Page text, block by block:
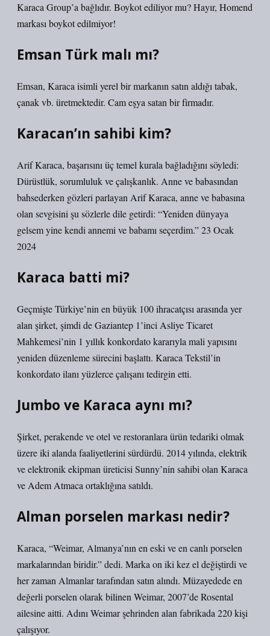
Karaca Group’a bağlıdır. Boykot ediliyor mu? Hayır, Homend
markası boykot edilmiyor!
Emsan Türk malı mı?
Emsan, Karaca isimli yerel bir markanın satın aldığı tabak,
çanak vb. üretmektedir. Cam eşya satan bir firmadır.
Karacan’ın sahibi kim?
Arif Karaca, başarısını üç temel kurala bağladığını söyledi:
Dürüstlük, sorumluluk ve çalışkanlık. Anne ve babasından
bahsederken gözleri parlayan Arif Karaca, anne ve babasına
olan sevgisini şu sözlerle dile getirdi: “Yeniden dünyaya
gelsem yine kendi annemi ve babamı seçerdim.” 23 Ocak
2024
Karaca batti mi?
Geçmişte Türkiye’nin en büyük 100 ihracatçısı arasında yer
alan şirket, şimdi de Gaziantep 1’inci Asliye Ticaret
Mahkemesi’nin 1 yıllık konkordato kararıyla mali yapısını
yeniden düzenleme sürecini başlattı. Karaca Tekstil’in
konkordato ilanı yüzlerce çalışanı tedirgin etti.
Jumbo ve Karaca aynı mı?
Şirket, perakende ve otel ve restoranlara ürün tedariki olmak
üzere iki alanda faaliyetlerini sürdürdü. 2014 yılında, elektrik
ve elektronik ekipman üreticisi Sunny’nin sahibi olan Karaca
ve Adem Atmaca ortaklığına satıldı.
Alman porselen markası nedir?
Karaca, “Weimar, Almanya’nın en eski ve en canlı porselen
markalarından biridir.” dedi. Marka on iki kez el değiştirdi ve
her zaman Almanlar tarafından satın alındı. Müzayedede en
değerli porselen olarak bilinen Weimar, 2007’de Rosental
ailesine aitti. Adını Weimar şehrinden alan fabrikada 220 kişi
çalışıyor.